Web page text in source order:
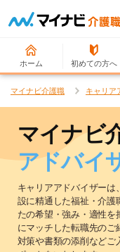
ホーム 初めての方へ
マイナビ介護職 キャリア
マイナビ
アドバイ
キャリアアドバイザーは
設に精通した福祉・介護
たの希望・強み・適性を
にマッチした転職先のご
対策や書類の添削などご